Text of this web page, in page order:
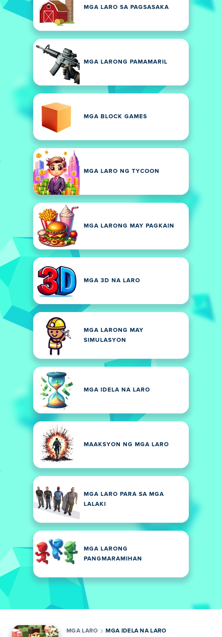
MGA LARO SA PAGSASAKA
MGA LARONG PAMAMARIL
MGA BLOCK GAMES
MGA LARO NG TYCOON
MGA LARONG MAY PAGKAIN
MGA 3D NA LARO
MGA LARONG MAY
SIMULASYON
MGA IDELA NA LARO
MAAKSYON NG MGA LARO
MGA LARO PARA SA MGA
LALAKI
MGA LARONG
PANGMARAMIHAN
MGA LARO MGA IDELA NA LARO